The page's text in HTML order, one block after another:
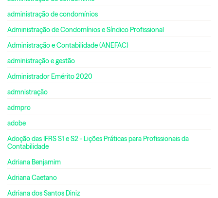
administração de condomínios
Administração de Condomínios e Síndico Profissional
Administração e Contabilidade (ANEFAC)
administração e gestão
Administrador Emérito 2020
admnistração
admpro
adobe
Adoção das IFRS S1 e S2 - Lições Práticas para Profissionais da
Contabilidade
Adriana Benjamim
Adriana Caetano
Adriana dos Santos Diniz